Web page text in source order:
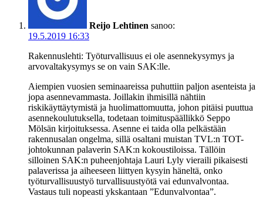
Reijo Lehtinen sanoo:
19.5.2019 16:33
Rakennuslehti: Työturvallisuus ei ole asennekysymys ja
arvovaltakysymys se on vain SAK:lle.
Aiempien vuosien seminaareissa puhuttiin paljon asenteista ja
jopa asennevammasta. Joillakin ihmisillä nähtiin
riskikäyttäytymistä ja huolimattomuutta, johon pitäisi puuttua
asennekoulutuksella, todetaan toimituspäällikkö Seppo
Mölsän kirjoituksessa. Asenne ei taida olla pelkästään
rakennusalan ongelma, sillä osaltani muistan TVL:n TOT-
johtokunnan palaverin SAK:n kokoustiloissa. Tällöin
silloinen SAK:n puheenjohtaja Lauri Lyly vieraili pikaisesti
palaverissa ja aiheeseen liittyen kysyin häneltä, onko
työturvallisuustyö turvallisuustyötä vai edunvalvontaa.
Vastaus tuli nopeasti ykskantaan ”Edunvalvontaa”.